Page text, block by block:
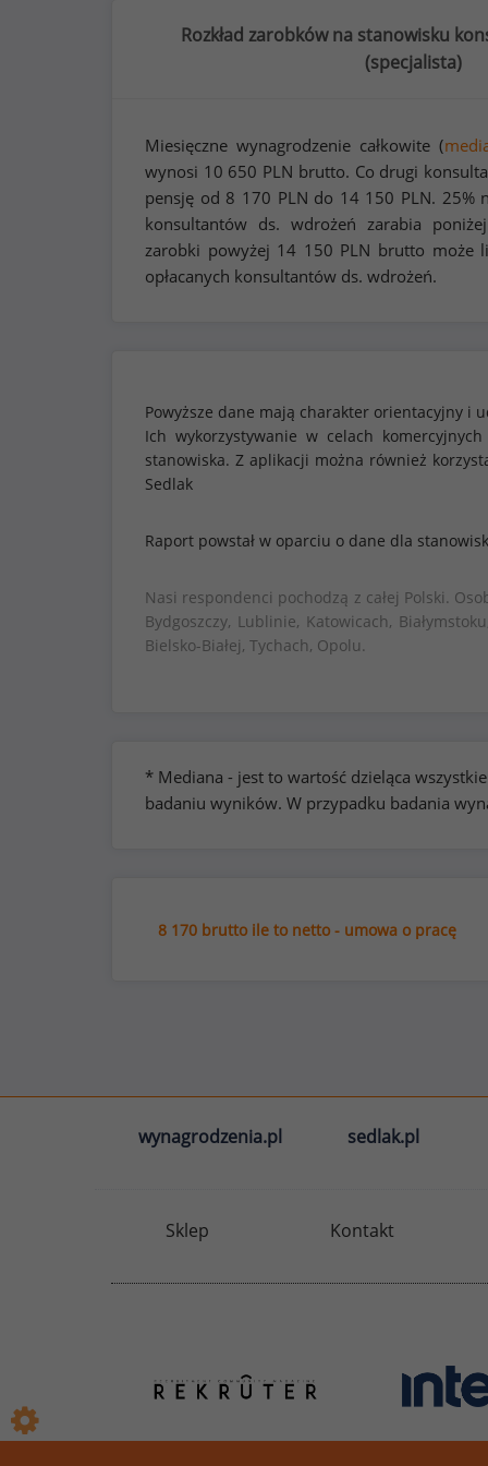
Rozkład zarobków na stanowisku
(specjalista)
Miesięczne wynagrodzenie całkowite (
wynosi 10 650 PLN brutto. Co drugi
pensję od 8 170 PLN do 14 150 PLN. 25%
konsultantów ds. wdrożeń zarabia poniżej
zarobki powyżej 14 150 PLN brutto może
opłacanych konsultantów ds. wdrożeń.
Powyższe dane mają charakter orientacyjny i
Ich wykorzystywanie w celach
stanowiska. Z aplikacji można również
Sedlak
Raport powstał w oparciu o dane dla
Nasi respondenci pochodzą z całej Polski.
Bydgoszczy, Lublinie, Katowicach,
Bielsko-Białej, Tychach, Opolu.
* Mediana - jest to wartość dzieląca
badaniu wyników. W przypadku badania
8 170 brutto ile to netto - umowa o pracę
wynagrodzenia.pl sedlak.pl
Sklep Kontakt